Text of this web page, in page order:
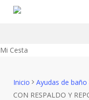
Mi Cesta
Inicio Ayudas de baño
CON RESPALDO Y